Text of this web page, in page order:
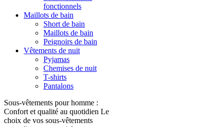
fonctionnels
Maillots de bain
Short de bain
Maillots de bain
Peignoirs de bain
Vêtements de nuit
Pyjamas
Chemises de nuit
T-shirts
Pantalons
Sous-vêtements pour homme :
Confort et qualité au quotidien Le
choix de vos sous-vêtements